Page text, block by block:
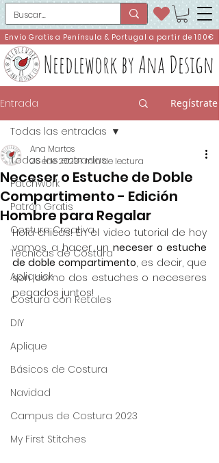
Needlework by Ana Design
Envío Gratis a Península & Portugal a partir de 100€
Entrada Regístrate
Todas las entradas
Patchwork
Patrón Gratis
Costura Creativa
Técnicas de Costura
Apliquick
Costura con Retales
DIY
Aplique
Básicos de Costura
Navidad
Campus de Costura 2023
My First Stitches
Todas las entradas
Neceser o Estuche de Doble
Compartimento - Edición
Hombre para Regalar
Ana Martos
26 ene 20231 min de lectura
Hola chicas! En el video tutorial de hoy
vamos a hacer un neceser o estuche
de doble compartimento, es decir, que
son como dos estuches o neceseres
pegados juntos!